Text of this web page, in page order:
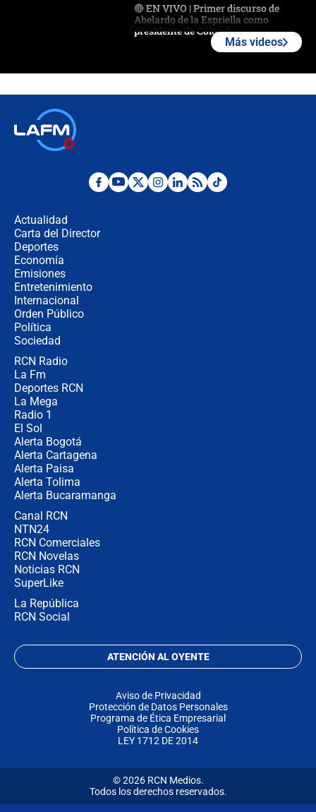
🔴 EN VIVO | Primer discurso de
Abelardo de la Espriella como
presidente de Colombia
Desde dermatitis hasta infecciones:
Más videos
Actualidad
Carta del Director
Deportes
Economía
Emisiones
Entretenimiento
Internacional
Orden Público
Política
Sociedad
RCN Radio
La Fm
Deportes RCN
La Mega
Radio 1
El Sol
Alerta Bogotá
Alerta Cartagena
Alerta Paisa
Alerta Tolima
Alerta Bucaramanga
Canal RCN
NTN24
RCN Comerciales
RCN Novelas
Noticias RCN
SuperLike
La República
RCN Social
ATENCIÓN AL OYENTE
Aviso de Privacidad
Protección de Datos Personales
Programa de Ética Empresarial
Política de Cookies
LEY 1712 DE 2014
© 2026 RCN Medios.
Todos los derechos reservados.